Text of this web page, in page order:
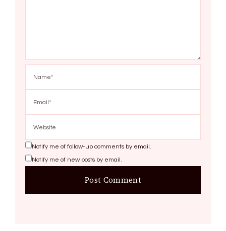
Notify me of follow-up comments by email.
Notify me of new posts by email.